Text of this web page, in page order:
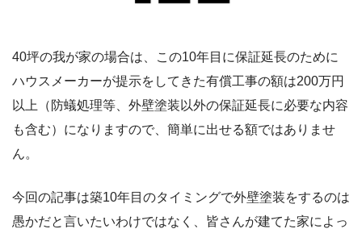
40坪の我が家の場合は、この10年目に保証延長のために
ハウスメーカーが提示をしてきた有償工事の額は200万円
以上（防蟻処理等、外壁塗装以外の保証延長に必要な内容
も含む）になりますので、簡単に出せる額ではありませ
ん。
今回の記事は築10年目のタイミングで外壁塗装をするのは
愚かだと言いたいわけではなく、皆さんが建てた家によっ